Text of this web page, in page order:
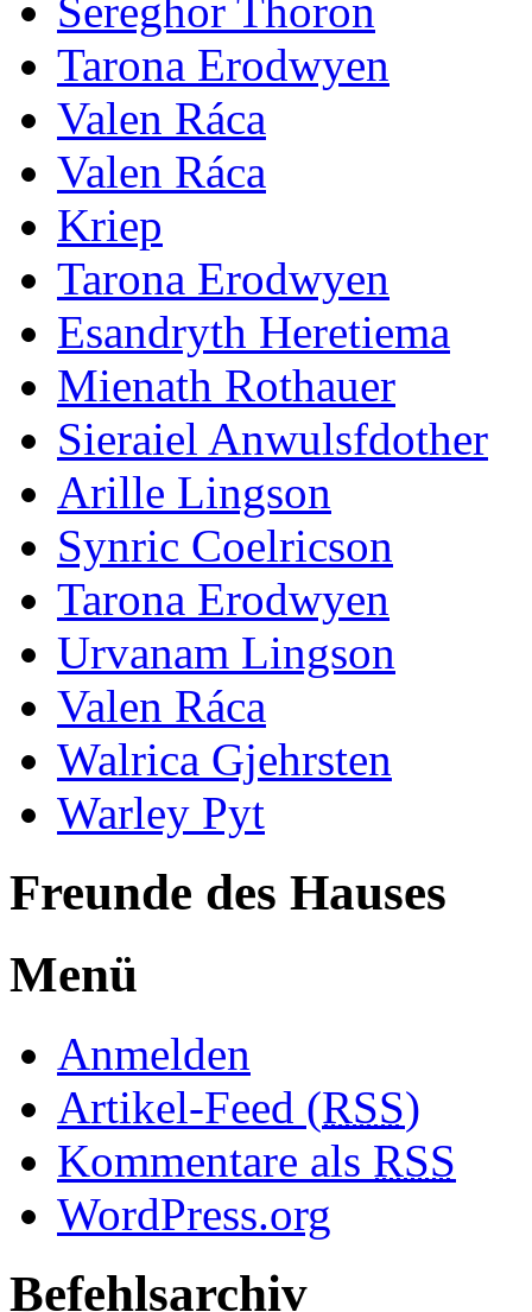
Sereghor Thoron
Tarona Erodwyen
Valen Ráca
Valen Ráca
Kriep
Tarona Erodwyen
Esandryth Heretiema
Mienath Rothauer
Sieraiel Anwulsfdother
Arille Lingson
Synric Coelricson
Tarona Erodwyen
Urvanam Lingson
Valen Ráca
Walrica Gjehrsten
Warley Pyt
Freunde des Hauses
Menü
Anmelden
Artikel-Feed (RSS)
Kommentare als RSS
WordPress.org
Befehlsarchiv